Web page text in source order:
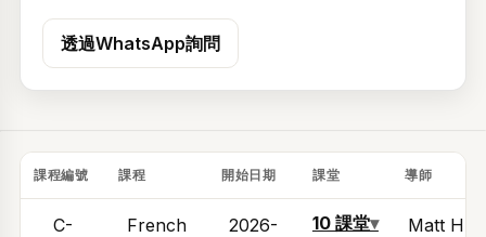
透過WhatsApp詢問
課程編號 課程 開始日期 課堂 導師
C-
French
2026-
10 課堂▾
Matt Hui